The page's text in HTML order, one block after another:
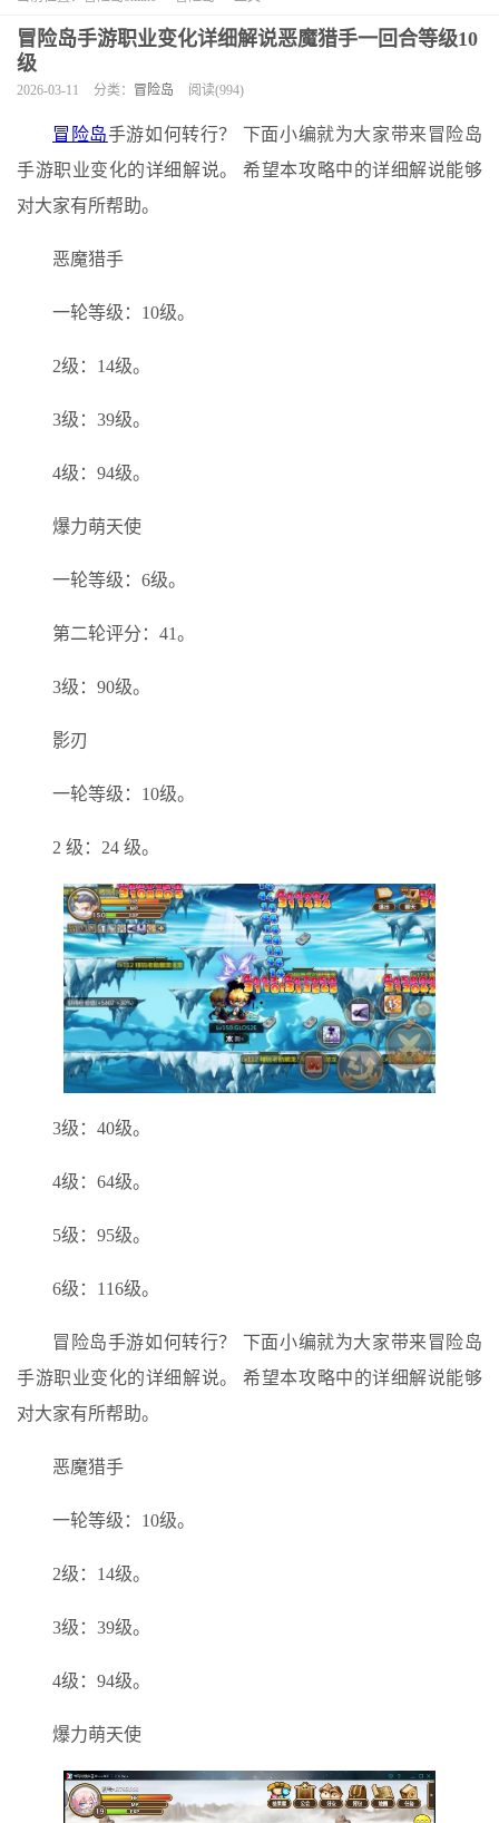
冒险岛手游职业变化详细解说恶魔猎手一回合等级10
级
2026-03-11 分类： 冒险岛 阅读(994)
冒险岛手游如何转行？ 下面小编就为大家带来冒险岛
手游职业变化的详细解说。 希望本攻略中的详细解说能够
对大家有所帮助。
恶魔猎手
一轮等级：10级。
2级：14级。
3级：39级。
4级：94级。
爆力萌天使
一轮等级：6级。
第二轮评分：41。
3级：90级。
影刃
一轮等级：10级。
2 级：24 级。
3级：40级。
4级：64级。
5级：95级。
6级：116级。
冒险岛手游如何转行？ 下面小编就为大家带来冒险岛
手游职业变化的详细解说。 希望本攻略中的详细解说能够
对大家有所帮助。
恶魔猎手
一轮等级：10级。
2级：14级。
3级：39级。
4级：94级。
爆力萌天使